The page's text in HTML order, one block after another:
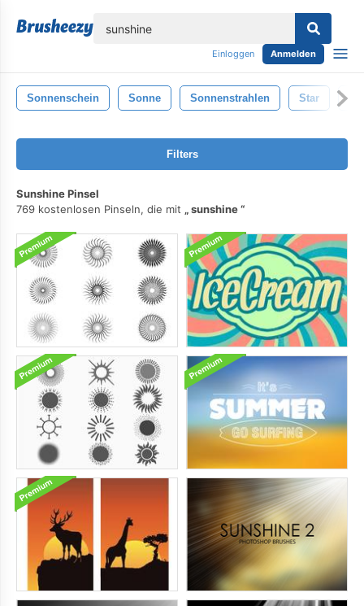
Einloggen Anmelden
Sonnenschein Sonne Sonnenstrahlen Star
Filters
Sunshine Pinsel
769 kostenlosen Pinseln, die mit
sunshine